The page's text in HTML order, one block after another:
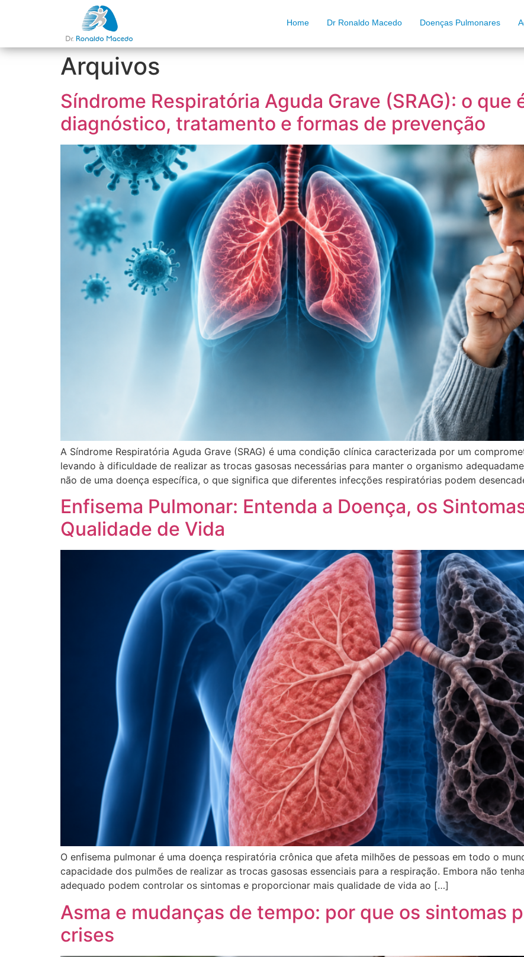
Home Dr Ronaldo Macedo Doenças Pulmonares
Arquivos
Síndrome Respiratória Aguda Grave (SRAG): o que
diagnóstico, tratamento e formas de prevenção
A Síndrome Respiratória Aguda Grave (SRAG) é uma condição clínica caracterizada por um
levando à dificuldade de realizar as trocas gasosas necessárias para manter o organismo
não de uma doença específica, o que significa que diferentes infecções respiratórias podem
Enfisema Pulmonar: Entenda a Doença, os
Qualidade de Vida
O enfisema pulmonar é uma doença respiratória crônica que afeta milhões de pessoas em todo o
capacidade dos pulmões de realizar as trocas gasosas essenciais para a respiração. Embora não
adequado podem controlar os sintomas e proporcionar mais qualidade de vida ao […]
Asma e mudanças de tempo: por que os sintomas
crises